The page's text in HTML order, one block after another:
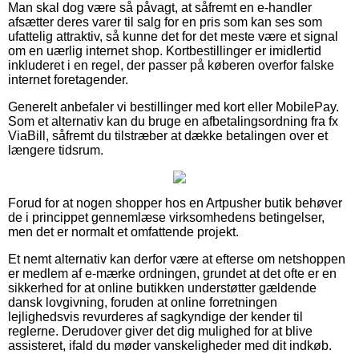
Man skal dog være så påvagt, at såfremt en e-handler
afsætter deres varer til salg for en pris som kan ses som
ufattelig attraktiv, så kunne det for det meste være et signal
om en uærlig internet shop. Kortbestillinger er imidlertid
inkluderet i en regel, der passer på køberen overfor falske
internet foretagender.
Generelt anbefaler vi bestillinger med kort eller MobilePay.
Som et alternativ kan du bruge en afbetalingsordning fra fx
ViaBill, såfremt du tilstræber at dække betalingen over et
længere tidsrum.
Forud for at nogen shopper hos en Artpusher butik behøver
de i princippet gennemlæse virksomhedens betingelser,
men det er normalt et omfattende projekt.
Et nemt alternativ kan derfor være at efterse om netshoppen
er medlem af e-mærke ordningen, grundet at det ofte er en
sikkerhed for at online butikken understøtter gældende
dansk lovgivning, foruden at online forretningen
lejlighedsvis revurderes af sagkyndige der kender til
reglerne. Derudover giver det dig mulighed for at blive
assisteret, ifald du møder vanskeligheder med dit indkøb.